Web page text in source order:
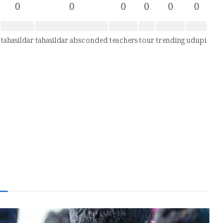
0
tahasildar
0
tahasildar absconded
0
teachers
0
tour
0
trending
0
udupi